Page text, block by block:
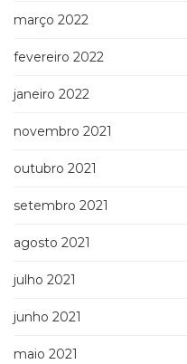
março 2022
fevereiro 2022
janeiro 2022
novembro 2021
outubro 2021
setembro 2021
agosto 2021
julho 2021
junho 2021
maio 2021